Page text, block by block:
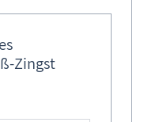
Zingst